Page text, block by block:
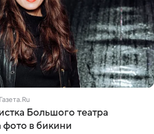
Газета.Ru
Большого театра
фото в бикини